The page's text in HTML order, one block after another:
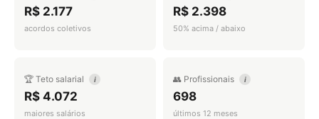
R$ 2.177
acordos coletivos
R$ 2.398
50% acima / abaixo
🏆 Teto salarial i
R$ 4.072
maiores salários
👥 Profissionais i
698
últimos 12 meses